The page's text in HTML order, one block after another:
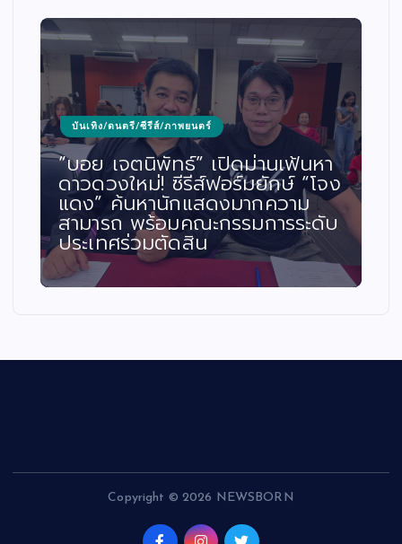
บันเทิง/ดนตรี/ซีรีส์/ภาพยนตร์
“บอย เจตนิพัทธ์” เปิดม่านเฟ้นหา
ดาวดวงใหม่! ซีรีส์ฟอร์มยักษ์ “โจง
แดง” ค้นหานักแสดงมากความ
สามารถ พร้อมคณะกรรมการระดับ
ประเทศร่วมตัดสิน
Copyright © 2026 NEWSBORN